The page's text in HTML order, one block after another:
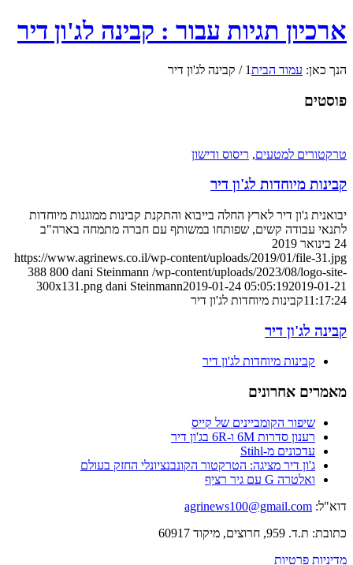
ארכיון תגיות עבור : קבינה לג'ון דיר
הנך כאן: עמוד הבית1
/ קבינה לג'ון דיר
פוסטים
טרקטורים למטעים, ריסוס ודישון
קבינות מיוחדות לג'ון דיר
יבואנית ג'ון דיר לארץ החלה בייבוא והתקנת קבינות ממוגנות מיוחדות
לתנאי עבודה קשים, שפותחו במשותף עם חברה מתמחה בארה"ב
24 בינואר 2019
https://www.agrinews.co.il/wp-content/uploads/2019/01/file-31.jpg
388 800 dani Steinmann /wp-content/uploads/2023/08/logo-site-
300x131.png dani Steinmann2019-01-24 05:05:192019-01-21
11:17:24קבינות מיוחדות לג'ון דיר
קבינה לג'ון דיר
קבינות מיוחדות לג'ון דיר
מאמרים אחרונים
שיפור הקומביינים של קייס
רענון סדרות 6M ו-6R בג'ון דיר
עדכונים מ-Stihl
ג'ון דיר מציגה: הטרקטור הקונבנציונלי החזק בעולם
ואלטרה G עם גיר רציף
דוא"ל: agrinews100@gmail.com
כתובת: ת.ד. 959, חרוצים, מיקוד 60917
מדיניות פרטיות